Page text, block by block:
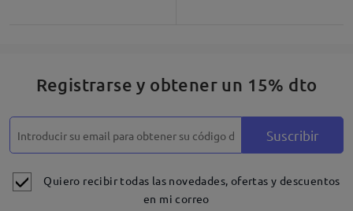
comentarios
Registrarse y obtener un 15% dto
Suscribir
Quiero recibir todas las novedades, ofertas y descuentos
en mi correo